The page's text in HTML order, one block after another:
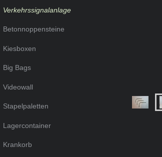
Verkehrssignalanlage
Betonnoppensteine
Kiesboxen
Big Bags
Videowall
Stapelpaletten
Lagercontainer
Krankorb